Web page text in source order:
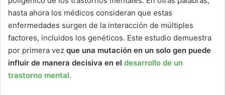
hasta ahora los médicos consideran que estas
enfermedades surgen de la interacción de múltiples
factores, incluidos los genéticos. Este estudio demuestra
por primera vez que una mutación en un solo gen puede
influir de manera decisiva en el desarrollo de un
trastorno mental.